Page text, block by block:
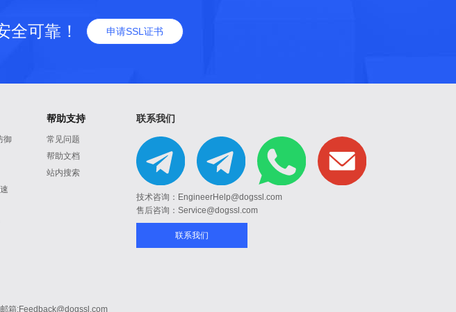
全可靠！ 申请SSL证书
御
帮助支持
常见问题
帮助文档
站内搜索
联系我们
技术咨询：EngineerHelp@dogssl.com
售后咨询：Service@dogssl.com
联系我们
箱:Feedback@dogssl.com